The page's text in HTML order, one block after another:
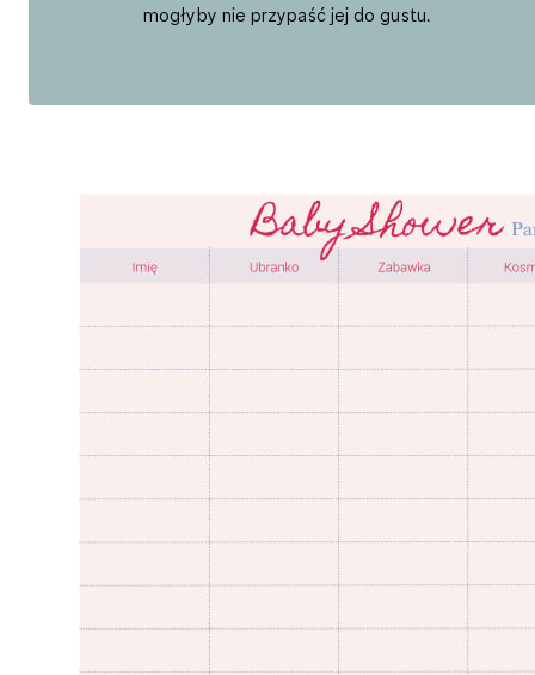
mogłyby nie przypaść jej do gustu.